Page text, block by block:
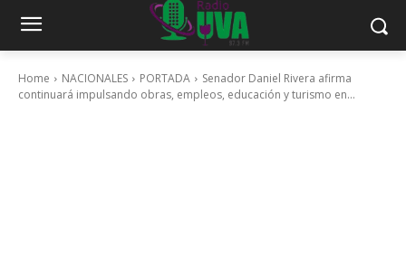
Home NACIONALES PORTADA
Senador Daniel Rivera afirma
continuará impulsando obras, empleos, educación y turismo en...